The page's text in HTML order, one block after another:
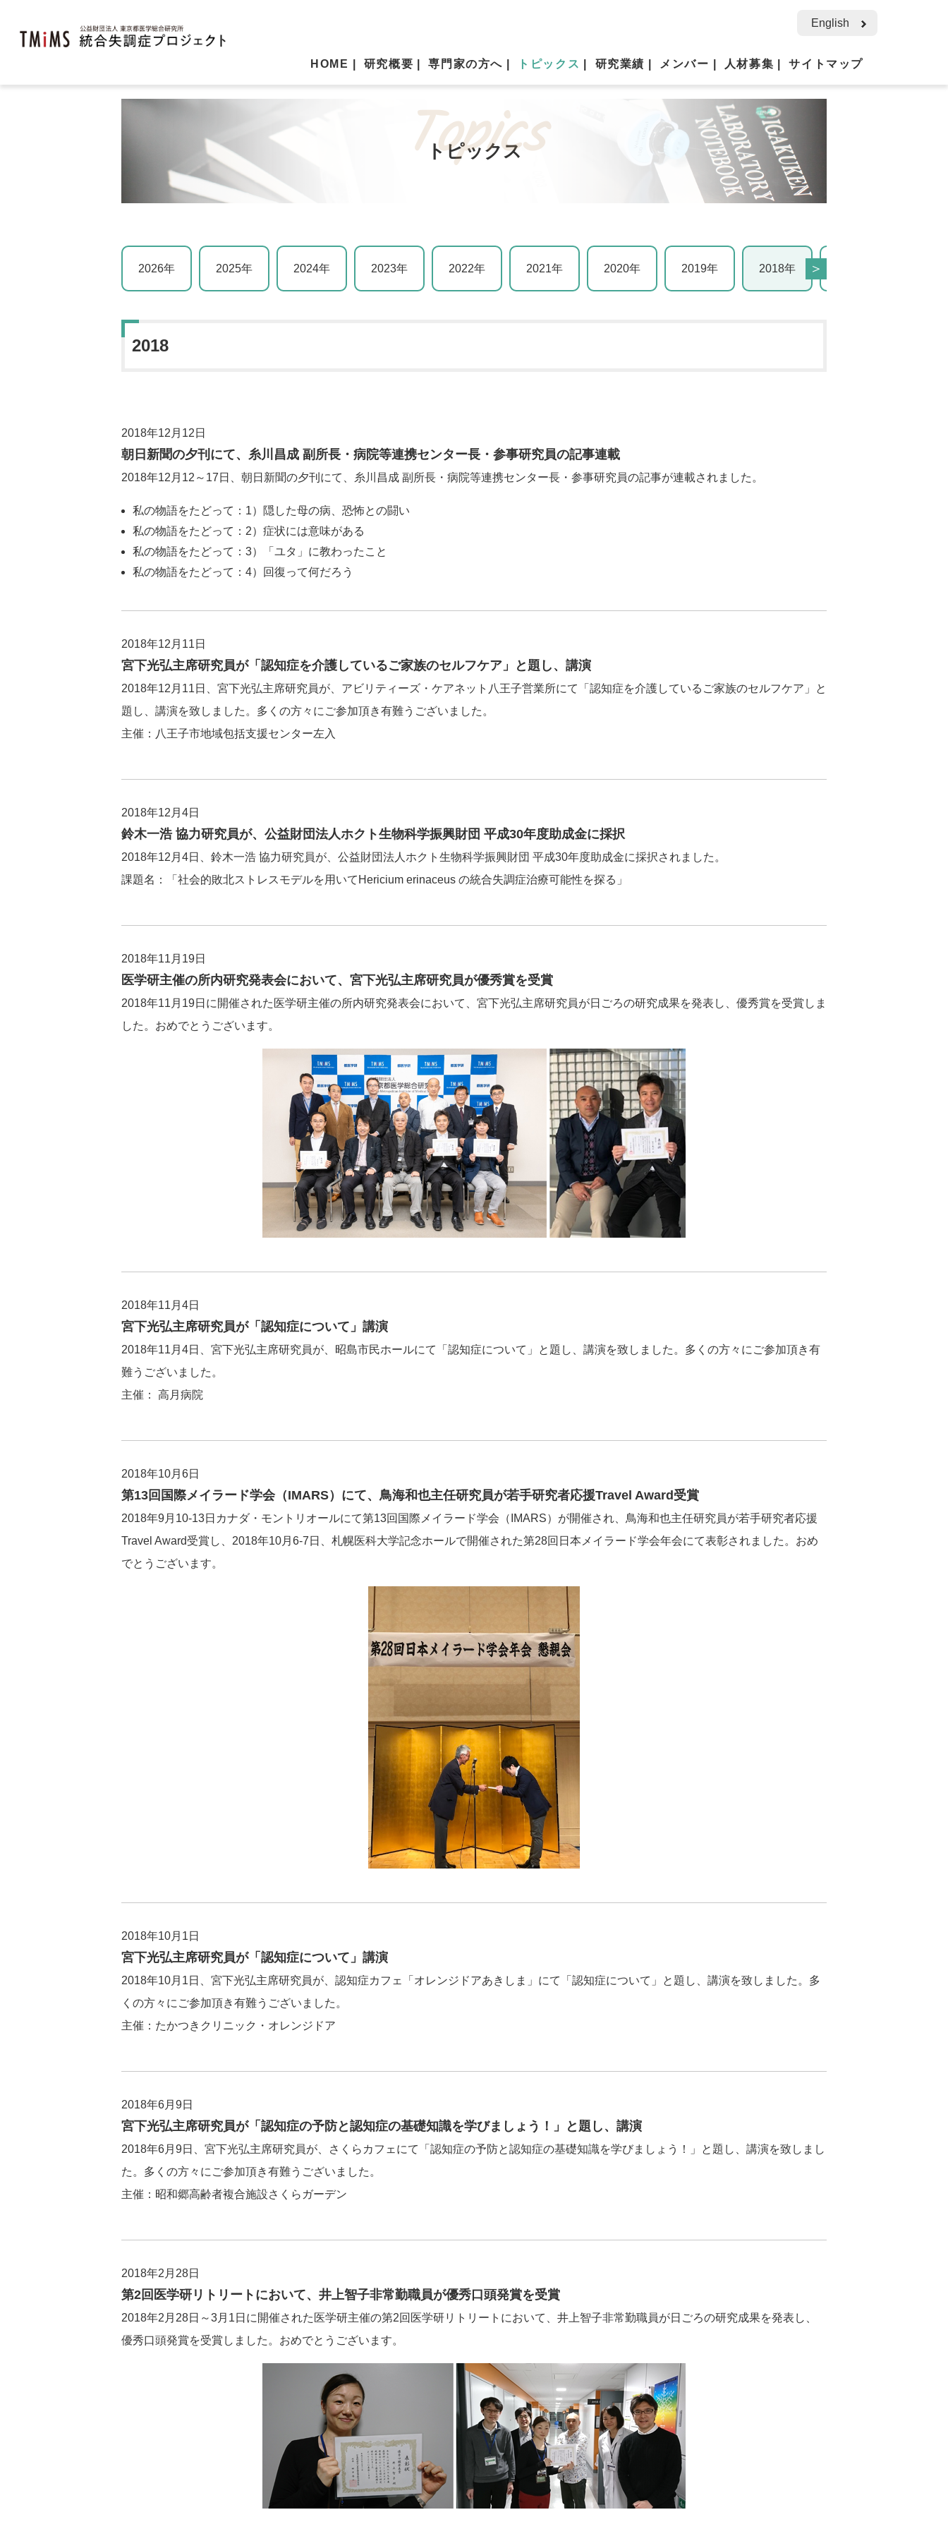
English
HOME 研究概要 専門家の方へ トピックス 研究業績 メンバー 人材募集 サイトマップ
トピックス
2026年 2025年 2024年 2023年 2022年 2021年 2020年 2019年 2018年 ＞
2018
2018年12月12日
朝日新聞の夕刊にて、糸川昌成 副所長・病院等連携センター長・参事研究員の記事連載
2018年12月12～17日、朝日新聞の夕刊にて、糸川昌成 副所長・病院等連携センター長・参事研究員の記事が連載されました。
私の物語をたどって：1）隠した母の病、恐怖との闘い
私の物語をたどって：2）症状には意味がある
私の物語をたどって：3）「ユタ」に教わったこと
私の物語をたどって：4）回復って何だろう
2018年12月11日
宮下光弘主席研究員が「認知症を介護しているご家族のセルフケア」と題し、講演
2018年12月11日、宮下光弘主席研究員が、アビリティーズ・ケアネット八王子営業所にて「認知症を介護しているご家族のセルフケア」と
題し、講演を致しました。多くの方々にご参加頂き有難うございました。
主催：八王子市地域包括支援センター左入
2018年12月4日
鈴木一浩 協力研究員が、公益財団法人ホクト生物科学振興財団 平成30年度助成金に採択
2018年12月4日、鈴木一浩 協力研究員が、公益財団法人ホクト生物科学振興財団 平成30年度助成金に採択されました。
課題名：「社会的敗北ストレスモデルを用いてHericium erinaceus の統合失調症治療可能性を探る」
2018年11月19日
医学研主催の所内研究発表会において、宮下光弘主席研究員が優秀賞を受賞
2018年11月19日に開催された医学研主催の所内研究発表会において、宮下光弘主席研究員が日ごろの研究成果を発表し、優秀賞を受賞しま
した。おめでとうございます。
2018年11月4日
宮下光弘主席研究員が「認知症について」講演
2018年11月4日、宮下光弘主席研究員が、昭島市民ホールにて「認知症について」と題し、講演を致しました。多くの方々にご参加頂き有
難うございました。
主催： 高月病院
2018年10月6日
第13回国際メイラード学会（IMARS）にて、鳥海和也主任研究員が若手研究者応援Travel Award受賞
2018年9月10-13日カナダ・モントリオールにて第13回国際メイラード学会（IMARS）が開催され、鳥海和也主任研究員が若手研究者応援
Travel Award受賞し、2018年10月6-7日、札幌医科大学記念ホールで開催された第28回日本メイラード学会年会にて表彰されました。おめ
でとうございます。
2018年10月1日
宮下光弘主席研究員が「認知症について」講演
2018年10月1日、宮下光弘主席研究員が、認知症カフェ「オレンジドアあきしま」にて「認知症について」と題し、講演を致しました。多
くの方々にご参加頂き有難うございました。
主催：たかつきクリニック・オレンジドア
2018年6月9日
宮下光弘主席研究員が「認知症の予防と認知症の基礎知識を学びましょう！」と題し、講演
2018年6月9日、宮下光弘主席研究員が、さくらカフェにて「認知症の予防と認知症の基礎知識を学びましょう！」と題し、講演を致しまし
た。多くの方々にご参加頂き有難うございました。
主催：昭和郷高齢者複合施設さくらガーデン
2018年2月28日
第2回医学研リトリートにおいて、井上智子非常勤職員が優秀口頭発賞を受賞
2018年2月28日～3月1日に開催された医学研主催の第2回医学研リトリートにおいて、井上智子非常勤職員が日ごろの研究成果を発表し、
優秀口頭発賞を受賞しました。おめでとうございます。